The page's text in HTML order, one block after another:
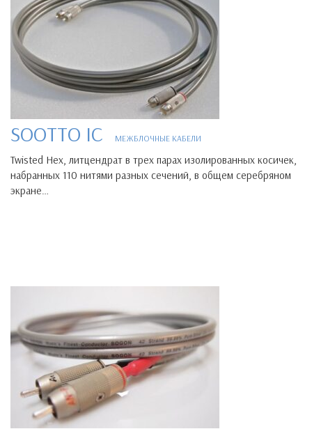
SOOTTO IC МЕЖБЛОЧНЫЕ КАБЕЛИ
Twisted Hex, литцендрат в трех парах изолированных косичек,
набранных 110 нитями разных сечений, в общем серебряном
экране…